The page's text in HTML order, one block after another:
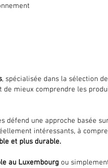
, spécialisée dans la sélection de
de mieux comprendre les
défend une approche basée
intéressants, à
et plus durable.
au Luxembourg ou